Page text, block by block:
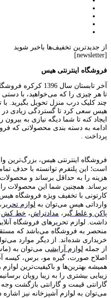
از جدیدترین تخفیف‌ها باخبر شوید
[newsletter]
فروشگاه اینترنتی هیس
آخر تابستان سال
تا هر چیزی را که می‌خواهید، با دستی
چند کلیک درب منزل تحویل بگیرید.
هیس سعی کرد تا گستردگی زیادی
ایجاد کنه تا شما دیگه نیازی به
ادامه به دسته بندی محصولاتی که
پرداخت .
فروشگاه اینترنتی هیس، بزرگ‌ترین
است؛ این پلتفرم توانسته با حذف
هزینه را به حداقل برساند و
برساند. همچنین شما این محصولات
کارتونی با تخفیف ویژه فروشگاه
وارداتی هیس می‌توان به لوازم تحریر ،
پاکن و غلط گیر ، مدادتراش، خط کش
داشت. لوازم تحریر‌های فروشگاه
منحصر به فروشگاه می‌باشد که
خریداری شده‌اند. از دیگر موارد
از جمله لوازم آرایشی می‌توان به
اصلاح صورت، گیره مو، برس،
همیشه بهترین‌ها و باکیفیت‌ترین لوازم
زیبایی بیشتری را به زیبا رویان
گارانتی قیمت و گارانتی بازگشت
می‌توان به لوازم آشپزخانه نیز